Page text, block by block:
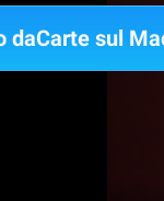
daCarte sul